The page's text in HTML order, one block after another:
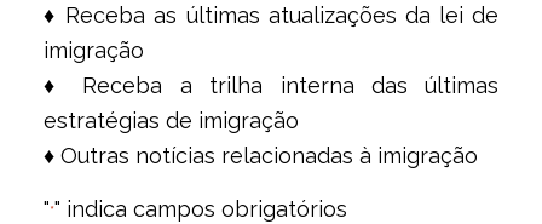
♦ Receba as últimas atualizações da lei de
imigração
♦ Receba a trilha interna das últimas
estratégias de imigração
♦ Outras notícias relacionadas à imigração
"*" indica campos obrigatórios